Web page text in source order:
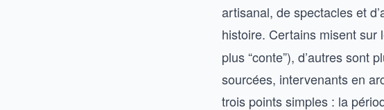
artisanal, de spectacles et
histoire. Certains misent sur
plus “conte”), d’autres sont
sourcées, intervenants en
trois points simples : la